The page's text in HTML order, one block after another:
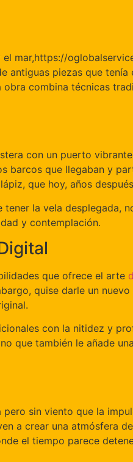
mar,https://
antiguas piezas que
combina técnicas
con un puerto
barcos que llegaban y
que hoy, años
la vela desplegada,
y contemplación.
que ofrece el arte
quise darle un
con la nitidez y
que también le añade
sin viento que la
a crear una atmósfera
el tiempo parece